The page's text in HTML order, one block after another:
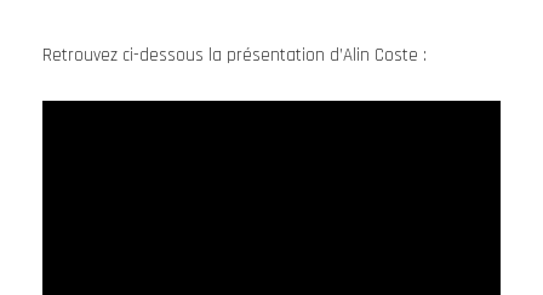
Retrouvez ci-dessous la présentation d’Alin Coste :